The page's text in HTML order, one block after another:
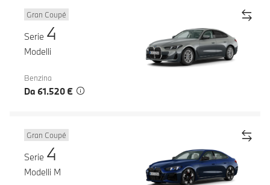
Gran Coupé
Serie 4
Modelli
Benzina
Da 61.520 €
Gran Coupé
Serie 4
Modelli M